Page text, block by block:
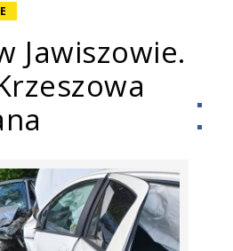
Jawiszowie.